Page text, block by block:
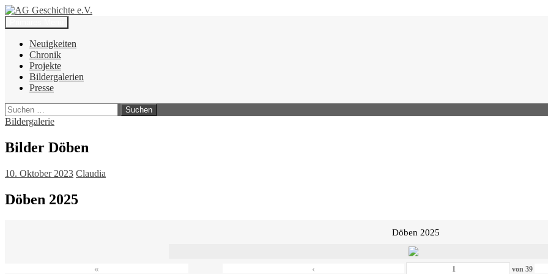
Zum
Inhalt
springen
AG Geschichte e.V.
Suchen
Neuigkeiten
Chronik
Projekte
Bildergalerien
Presse
Suchen
nach:
Bildergalerie
Bilder Döben
10. Oktober 2023 Claudia
Döben 2025
Döben 2025
« ‹ von39